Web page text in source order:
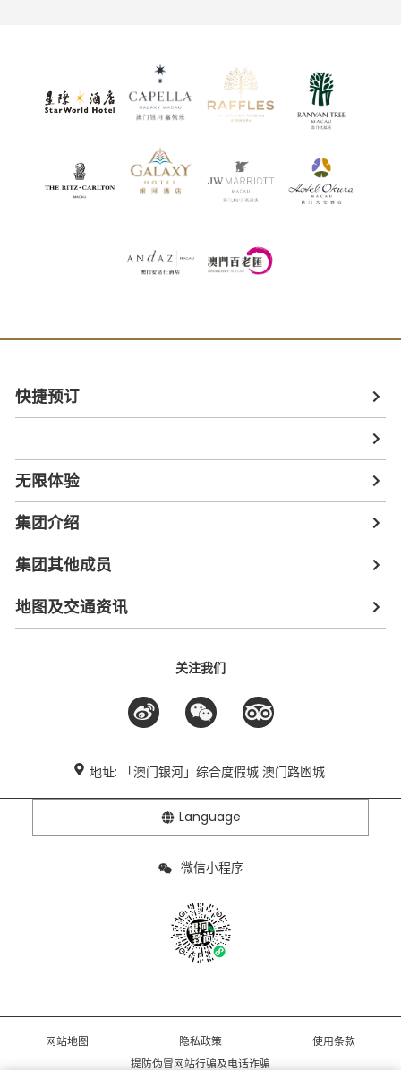
快捷预订
无限体验
集团介绍
集团其他成员
地图及交通资讯
关注我们
地址: 「澳门银河」综合度假城 澳门路凼城
Language
微信小程序
网站地图 隐私政策
使用条款
提防伪冒网站行骗及电话诈骗